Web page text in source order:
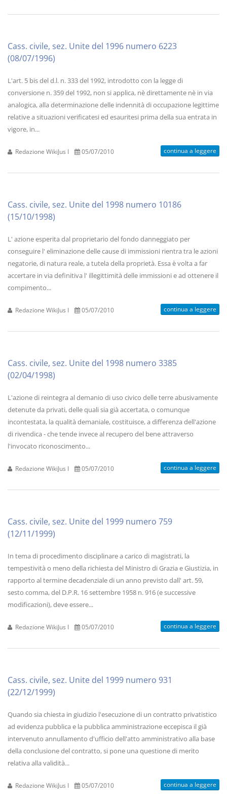
Cass. civile, sez. Unite del 1996 numero 6223
(08/07/1996)
L'art. 5 bis del d.l. n. 333 del 1992, introdotto con la legge di
conversione n. 359 del 1992, non si applica, nè direttamente nè in via
analogica, alla determinazione delle indennità di occupazione legittime
relative a situazioni verificatesi ed esauritesi prima della sua entrata in
vigore, in...
Redazione WikiJus I 05/07/2010 continua a leggere
Cass. civile, sez. Unite del 1998 numero 10186
(15/10/1998)
L' azione esperita dal proprietario del fondo danneggiato per
conseguire l' eliminazione delle cause di immissioni rientra tra le azioni
negatorie, di natura reale, a tutela della proprietà. Essa è volta a far
accertare in via definitiva l' illegittimità delle immissioni e ad ottenere il
compimento...
Redazione WikiJus I 05/07/2010 continua a leggere
Cass. civile, sez. Unite del 1998 numero 3385
(02/04/1998)
L'azione di reintegra al demanio di uso civico delle terre abusivamente
detenute da privati, delle quali sia già accertata, o comunque
incontestata, la qualità demaniale, costituisce, a differenza dell'azione
di rivendica - che tende invece al recupero del bene attraverso
l'invocato riconoscimento...
Redazione WikiJus I 05/07/2010 continua a leggere
Cass. civile, sez. Unite del 1999 numero 759
(12/11/1999)
In tema di procedimento disciplinare a carico di magistrati, la
tempestività o meno della richiesta del Ministro di Grazia e Giustizia, in
rapporto al termine decadenziale di un anno previsto dall' art. 59,
sesto comma, del D.P.R. 16 settembre 1958 n. 916 (e successive
modificazioni), deve essere...
Redazione WikiJus I 05/07/2010 continua a leggere
Cass. civile, sez. Unite del 1999 numero 931
(22/12/1999)
Quando sia chiesta in giudizio l'esecuzione di un contratto privatistico
ad evidenza pubblica e la pubblica amministrazione eccepisca il già
intervenuto annullamento d'ufficio dell'atto amministrativo alla base
della conclusione del contratto, si pone una questione di merito
relativa alla validità...
Redazione WikiJus I 05/07/2010 continua a leggere